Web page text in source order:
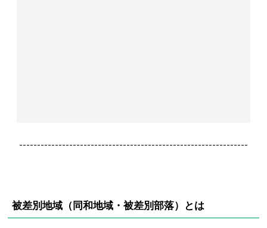
----------------------------------------------------------------
被差別地域（同和地域・被差別部落）とは